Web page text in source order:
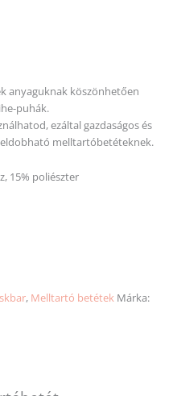
anyaguknak köszönhetően
puhák.
ezáltal gazdaságos és
melltartóbetéteknek.
15% poliészter
, Melltartó betétek Márka: